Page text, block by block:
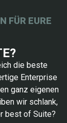
FÜR EURE
die beste
Enterprise
ganz eigenen
wir schlank,
best of Suite?